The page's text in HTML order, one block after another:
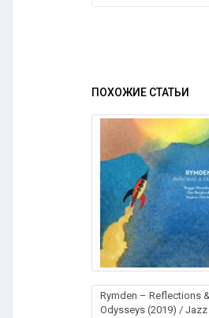
ПОХОЖИЕ СТАТЬИ
Rymden – Reflections
Odysseys (2019) / Jazz